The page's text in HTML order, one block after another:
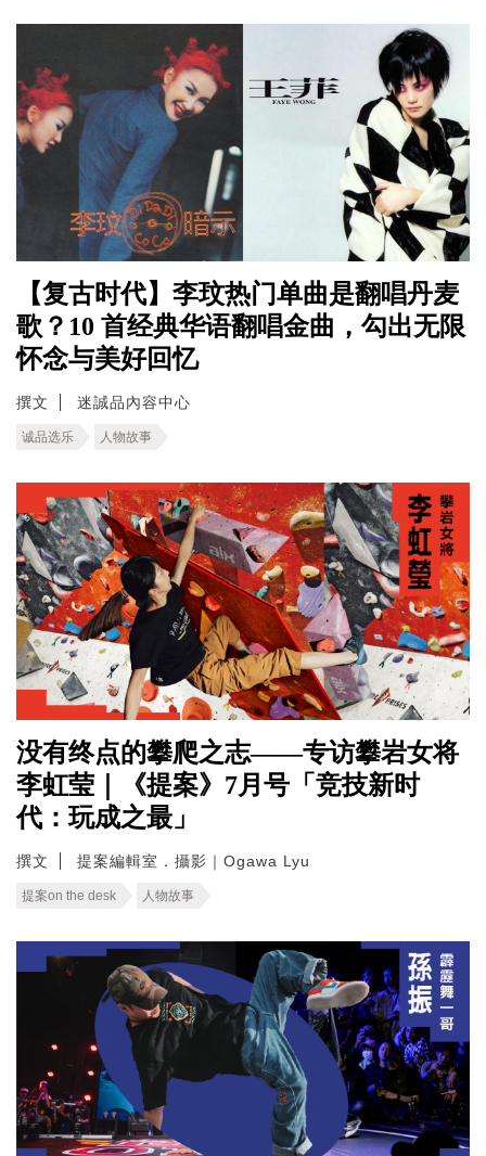
【复古时代】李玟热门单曲是翻唱丹麦
歌？10 首经典华语翻唱金曲，勾出无限
怀念与美好回忆
撰文 迷誠品內容中心
诚品选乐 人物故事
没有终点的攀爬之志——专访攀岩女将
李虹莹｜《提案》7月号「竞技新时
代：玩成之最」
撰文 提案編輯室．攝影｜Ogawa Lyu
提案on the desk 人物故事